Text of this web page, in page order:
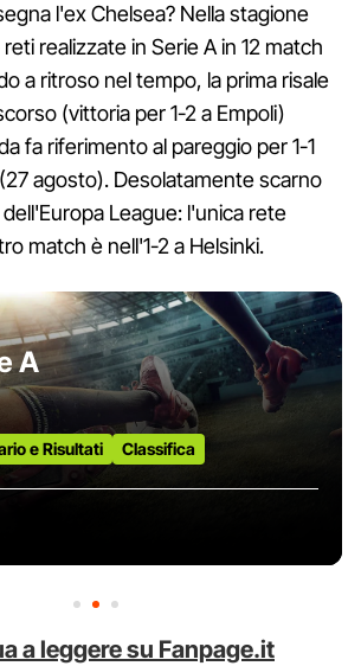
l'ex Chelsea? Nella stagione
realizzate in Serie A in 12 match
a ritroso nel tempo, la prima risale
(vittoria per 1-2 a Empoli)
fa riferimento al pareggio per 1-1
agosto). Desolatamente scarno
League: l'unica rete
match è nell'1-2 a Helsinki.
A
e Risultati Classifica
a leggere su Fanpage.it